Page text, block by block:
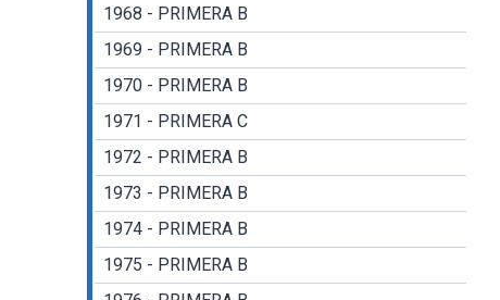
1968 - PRIMERA B
1969 - PRIMERA B
1970 - PRIMERA B
1971 - PRIMERA C
1972 - PRIMERA B
1973 - PRIMERA B
1974 - PRIMERA B
1975 - PRIMERA B